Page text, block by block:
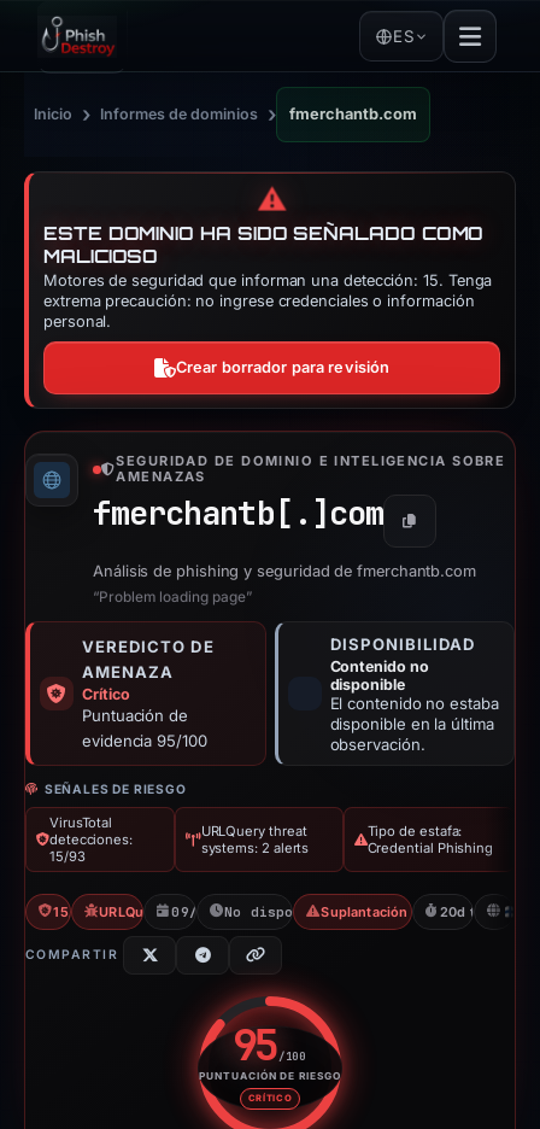
ES
Inicio › Informes de dominios › fmerchantb.com
⚠️
ESTE DOMINIO HA SIDO SEÑALADO COMO
MALICIOSO
Motores de seguridad que informan una detección: 15. Tenga
extrema precaución: no ingrese credenciales o información
personal.
Crear borrador para revisión
SEGURIDAD DE DOMINIO E INTELIGENCIA SOBRE
AMENAZAS
fmerchantb[.] com Copiar
Análisis de phishing y seguridad de fmerchantb.com
“Problem loading page”
VEREDICTO DE
AMENAZA
Crítico
Puntuación de
evidencia 95/100
DISPONIBILIDAD
Contenido no
disponible
El contenido no estaba
disponible en la última
observación.
SEÑALES DE RIESGO
VirusTotal
detecciones:
15/93
URLQuery threat
systems: 2 alerts
Tipo de estafa:
Credential Phishing
15/93 VTURLQuery: 2 threat alerts
09/02/2026No disponible desde 01/03/2026
Suplantación de identidad para
20d to
COMPARTIR
95/100
PUNTUACIÓN DE RIESGO
CRÍTICO
Puntuación de riesgo: 95